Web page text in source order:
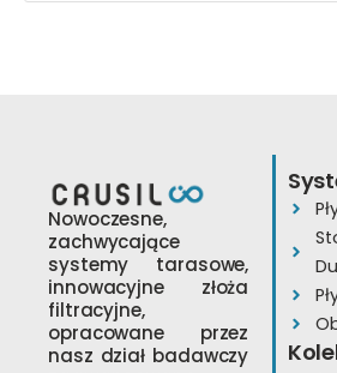
Nowoczesne,
zachwycające
systemy tarasowe,
innowacyjne złoża
filtracyjne,
opracowane przez
nasz dział badawczy